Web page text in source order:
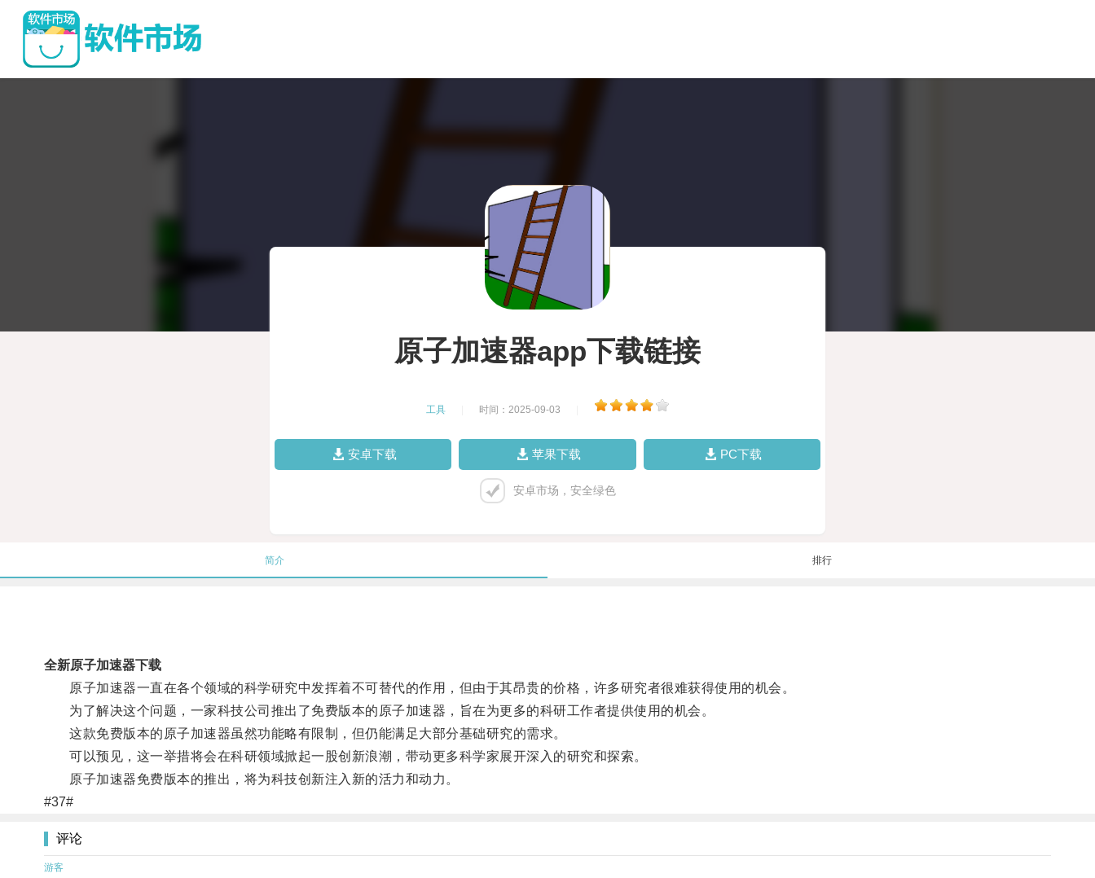
原子加速器app下载链接
工具 时间：2025-09-03
安卓下载 苹果下载 PC下载
安卓市场，安全绿色
简介 排行
全新原子加速器下载
原子加速器一直在各个领域的科学研究中发挥着不可替代的作用，但由于其昂贵的价格，许多研究者很难获得使用的机会。
为了解决这个问题，一家科技公司推出了免费版本的原子加速器，旨在为更多的科研工作者提供使用的机会。
这款免费版本的原子加速器虽然功能略有限制，但仍能满足大部分基础研究的需求。
可以预见，这一举措将会在科研领域掀起一股创新浪潮，带动更多科学家展开深入的研究和探索。
原子加速器免费版本的推出，将为科技创新注入新的活力和动力。
#37#
评论
游客